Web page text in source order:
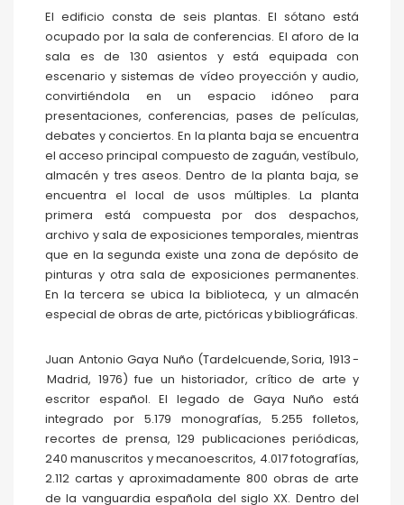
El edificio consta de seis plantas. El sótano está
ocupado por la sala de conferencias. El aforo de la
sala es de 130 asientos y está equipada con
escenario y sistemas de vídeo proyección y audio,
convirtiéndola en un espacio idóneo para
presentaciones, conferencias, pases de películas,
debates y conciertos. En la planta baja se encuentra
el acceso principal compuesto de zaguán, vestíbulo,
almacén y tres aseos. Dentro de la planta baja, se
encuentra el local de usos múltiples. La planta
primera está compuesta por dos despachos,
archivo y sala de exposiciones temporales, mientras
que en la segunda existe una zona de depósito de
pinturas y otra sala de exposiciones permanentes.
En la tercera se ubica la biblioteca, y un almacén
especial de obras de arte, pictóricas y bibliográficas.
Juan Antonio Gaya Nuño (Tardelcuende, Soria, 1913 -
Madrid, 1976) fue un historiador, crítico de arte y
escritor español. El legado de Gaya Nuño está
integrado por 5.179 monografías, 5.255 folletos,
recortes de prensa, 129 publicaciones periódicas,
240 manuscritos y mecanoescritos, 4.017 fotografías,
2.112 cartas y aproximadamente 800 obras de arte
de la vanguardia española del siglo XX. Dentro del